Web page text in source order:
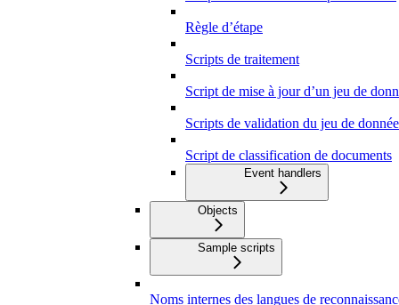
Règle d’étape
Scripts de traitement
Script de mise à jour d’un jeu de
Scripts de validation du jeu de
Script de classification de documents
Event handlers
Objects
Sample scripts
Noms internes des langues de